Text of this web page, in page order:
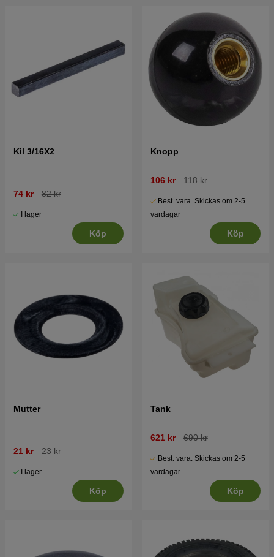
Kil 3/16X2
74 kr 82 kr
I lager
Köp
Knopp
106 kr 118 kr
Best. vara. Skickas om 2-5
vardagar
Köp
Mutter
21 kr 23 kr
I lager
Köp
Tank
621 kr 690 kr
Best. vara. Skickas om 2-5
vardagar
Köp